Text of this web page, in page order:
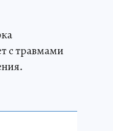
с травмами